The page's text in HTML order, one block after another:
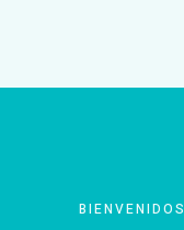
BIENVENIDOS